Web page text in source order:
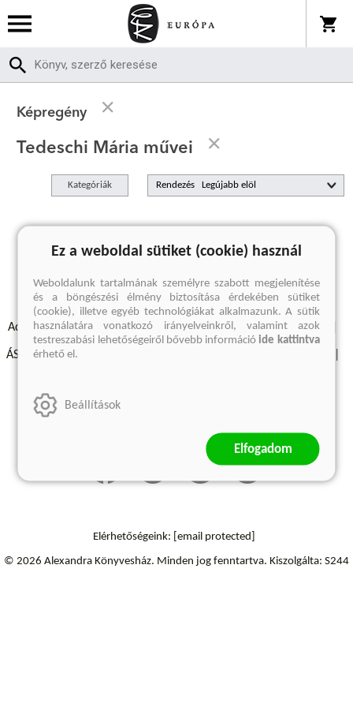
Képregény
Tedeschi Mária művei
Kategóriák Rendezés
A keresett kifejezésre nincs találat
Adatvédelmi szabályzatok Elállási felmondási nyilatkozat
ÁSZF - Vásárlási feltételek
Szállítási információk
Elérhetőségeink: [email protected]
© 2026 Alexandra Könyvesház. Minden jog fenntartva. Kiszolgálta: S244
Ez a weboldal sütiket (cookie) használ
Weboldalunk tartalmának személyre szabott megjelenítése
és a böngészési élmény biztosítása érdekében sütiket
(cookie), illetve egyéb technológiákat alkalmazunk. A sütik
használatára vonatkozó irányelveinkről, valamint azok
testreszabási lehetőségeiről bővebb információide kattintva
érhető el.
Beállítások
Elfogadom